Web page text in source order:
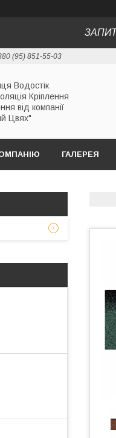
(95) 851-55-03
Водостік
Кріплення
від компанії
Цвях"
ГАЛЕРЕЯ